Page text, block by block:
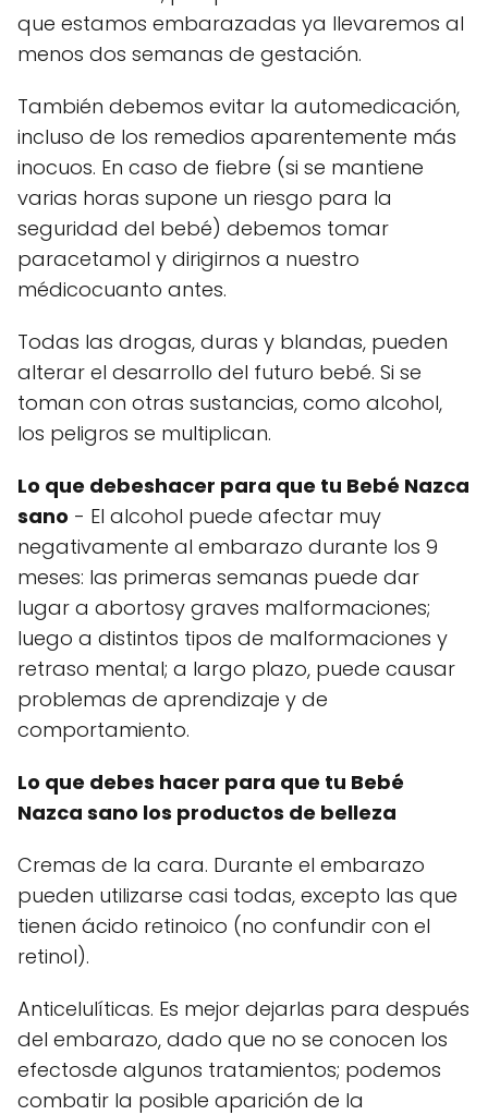
que estamos embarazadas ya llevaremos al
menos dos semanas de gestación.
También debemos evitar la automedicación,
incluso de los remedios aparentemente más
inocuos. En caso de fiebre (si se mantiene
varias horas supone un riesgo para la
seguridad del bebé) debemos tomar
paracetamol y dirigirnos a nuestro
médicocuanto antes.
Todas las drogas, duras y blandas, pueden
alterar el desarrollo del futuro bebé. Si se
toman con otras sustancias, como alcohol,
los peligros se multiplican.
Lo que debeshacer para que tu Bebé Nazca
sano - El alcohol puede afectar muy
negativamente al embarazo durante los 9
meses: las primeras semanas puede dar
lugar a abortosy graves malformaciones;
luego a distintos tipos de malformaciones y
retraso mental; a largo plazo, puede causar
problemas de aprendizaje y de
comportamiento.
Lo que debes hacer para que tu Bebé
Nazca sano los productos de belleza
Cremas de la cara. Durante el embarazo
pueden utilizarse casi todas, excepto las que
tienen ácido retinoico (no confundir con el
retinol).
Anticelulíticas. Es mejor dejarlas para después
del embarazo, dado que no se conocen los
efectosde algunos tratamientos; podemos
combatir la posible aparición de la